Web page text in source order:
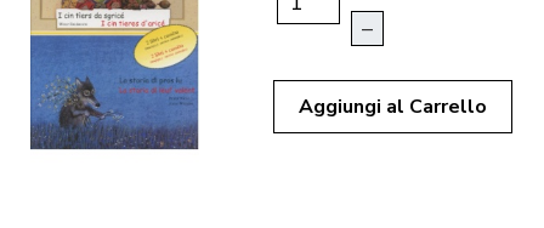
–
Aggiungi al Carrello